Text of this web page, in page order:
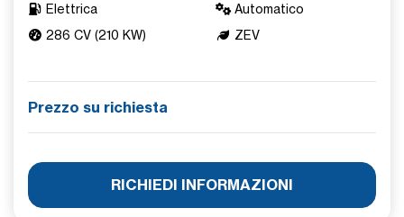
Elettrica
Automatico
286 CV (210 KW)
ZEV
Prezzo su richiesta
RICHIEDI INFORMAZIONI